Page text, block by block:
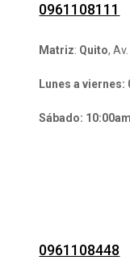
0961108111
Matriz: Quito,
Lunes a viernes:
Sábado:
0961108448